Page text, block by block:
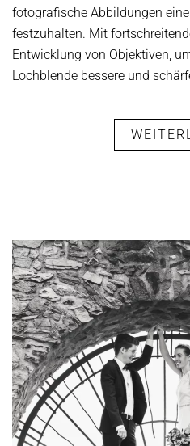
fotografische Abbildungen
festzuhalten. Mit
Entwicklung von Objektiven,
Lochblende bessere und